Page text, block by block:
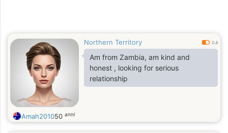
Northern Territory 0.4
Am from Zambia, am kind and
honest , looking for serious
relationship
Amah201050 anni